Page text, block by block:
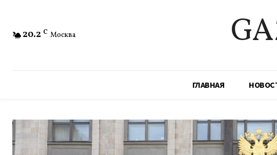
20.2 C Москва
ГЛАВНАЯ